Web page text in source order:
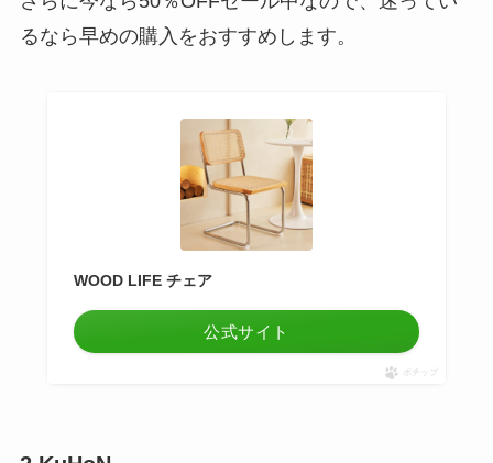
るなら早めの購入をおすすめします。
WOOD LIFE チェア
公式サイト
ポチップ